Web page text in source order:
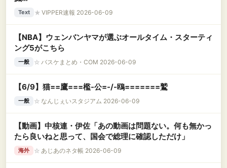
Text ★ VIPPER速報 2026-06-09
【NBA】ウェンバンヤマが選ぶオールタイム・スターティ
ング5がこちら
一般 ☆ バスケまとめ・COM 2026-06-09
【6/9】猫==鷹===檻-公=-/-鴎=======鷲
一般 ☆ なんじぇいスタジアム 2026-06-09
【動画】中核連・伊佐「あの動画は問題ない。何も無かっ
たら良いねと思って、国会で総理に確認しただけ」
海外 ☆ あじあのネタ帳 2026-06-09